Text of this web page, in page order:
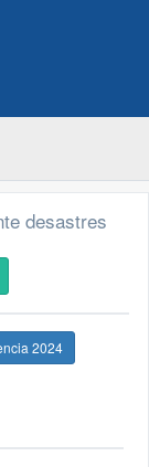
desastres
2024